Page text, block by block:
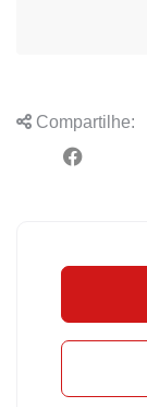
Compartilhe: